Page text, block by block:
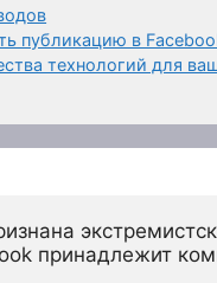
публикацию в
технологий для
принадлежит